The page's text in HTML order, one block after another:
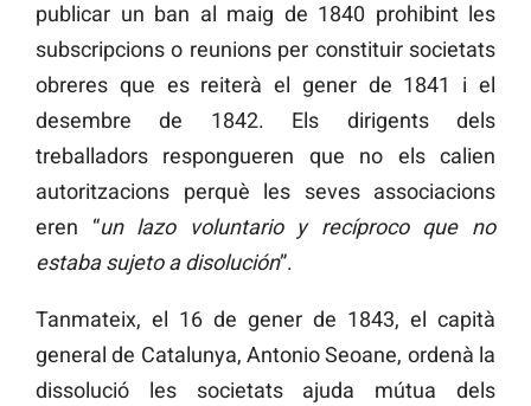
publicar un ban al maig de 1840 prohibint les
subscripcions o reunions per constituir societats
obreres que es reiterà el gener de 1841 i el
desembre de 1842. Els dirigents dels
treballadors respongueren que no els calien
autoritzacions perquè les seves associacions
eren “un lazo voluntario y recíproco que no
estaba sujeto a disolución”.
Tanmateix, el 16 de gener de 1843, el capità
general de Catalunya, Antonio Seoane, ordenà la
dissolució les societats ajuda mútua dels